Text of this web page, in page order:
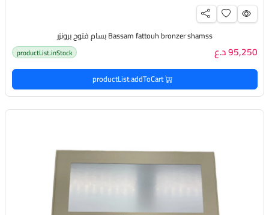
Bassam fattouh bronzer shamss بسام فتوح برونزر
95,250 د.ع productList.inStock
productList.addToCart